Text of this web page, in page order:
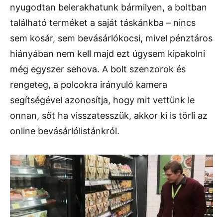
nyugodtan belerakhatunk bármilyen, a boltban
található terméket a saját táskánkba – nincs
sem kosár, sem bevásárlókocsi, mivel pénztáros
hiányában nem kell majd ezt úgysem kipakolni
még egyszer sehova. A bolt szenzorok és
rengeteg, a polcokra irányuló kamera
segítségével azonosítja, hogy mit vettünk le
onnan, sőt ha visszatesszük, akkor ki is törli az
online bevásárlólistánkról.